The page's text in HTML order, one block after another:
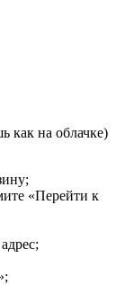
как на облачке)
«Перейти к